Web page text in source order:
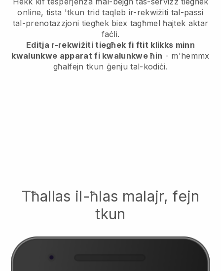
online, tista 'tkun trid taqleb ir-rekwiżiti tal-passi
tal-prenotazzjoni tiegħek biex tagħmel ħajtek aktar
faċli.
Editja r-rekwiżiti tiegħek fi ftit klikks minn
kwalunkwe apparat fi kwalunkwe ħin - m'hemmx
għalfejn tkun ġenju tal-kodiċi.
Tħallas il-ħlas malajr, fejn
tkun